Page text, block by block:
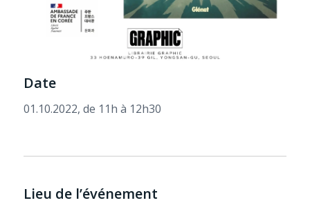
Date
01.10.2022, de 11h à 12h30
Lieu de l’événement